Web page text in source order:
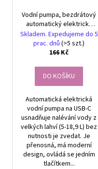
Vodní pumpa, bezdrátový
automatický elektrický
dávkovač
Skladem. Expedujeme do 5
prac. dnů (>5 szt.)
166 Kč
DO KOŠÍKU
Automatická elektrická
vodní pumpa na USB-C
usnadňuje nalévání vody z
velkých lahví (5-18,9 L) bez
nutnosti je zvedat. Je
přenosná, má moderní
design, ovládá se jedním
tlačítkem...